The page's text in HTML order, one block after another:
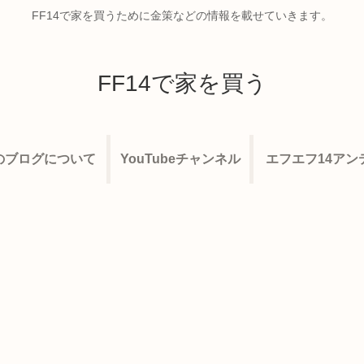
FF14で家を買うために金策などの情報を載せていきます。
FF14で家を買う
ブログについて YouTubeチャンネル エフエフ14アン